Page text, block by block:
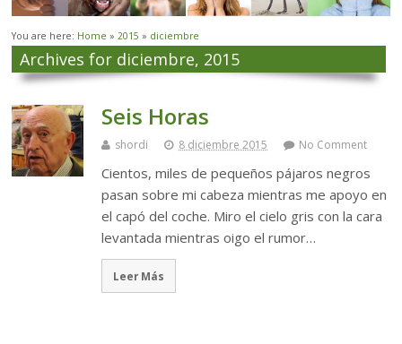
You are here: Home » 2015 » diciembre
Archives for diciembre, 2015
Seis Horas
shordi 8 diciembre 2015 No Comment
Cientos, miles de pequeños pájaros negros
pasan sobre mi cabeza mientras me apoyo en
el capó del coche. Miro el cielo gris con la cara
levantada mientras oigo el rumor…
Leer Más